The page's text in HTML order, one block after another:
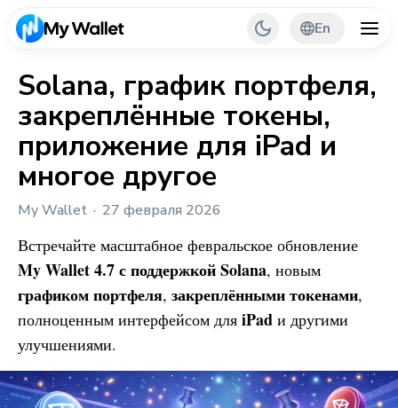
En
Back
My Wallet Tips
Solana, график портфеля,
закреплённые токены,
приложение для iPad и
многое другое
My Wallet 27 февраля 2026
Встречайте масштабное февральское обновление
My Wallet4.7 с поддержкой Solana, новым
графиком портфеля, закреплёнными токенами,
полноценным интерфейсом для iPad и другими
улучшениями.